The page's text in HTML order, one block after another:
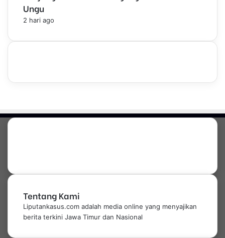
Ungu
2 hari ago
Tentang Kami
Liputankasus.com adalah media online yang menyajikan
berita terkini Jawa Timur dan Nasional